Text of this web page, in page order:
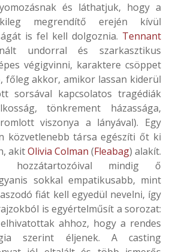
és láthatjuk, hogy a
megrendítő erején kívül
is fel kell dolgoznia. Tennant
undorral és szarkasztikus
végigvinni, karaktere csöppet
főleg akkor, amikor lassan kiderül
sorsával kapcsolatos tragédiák
tönkrement házassága,
viszonya a lányával). Egy
közvetlenebb társa egészíti őt ki
akitOlivia Colman (Fleabag) alakít.
hozzátartozóival mindig ő
sokkal empatikusabb, mint
fiát kell egyedül nevelni, így
is egyértelműsít a sorozat:
ahhoz, hogy a rendes
szerint éljenek. A casting